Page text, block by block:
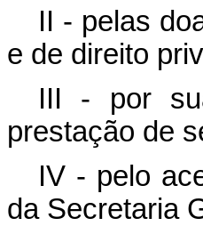
II - pelas
e de direito
III - por
prestação de
IV - pelo
da Secretaria